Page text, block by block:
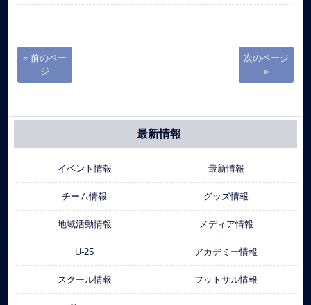
« 前のペー
ジ
次のページ
»
最新情報
イベント情報 最新情報
チーム情報 グッズ情報
地域活動情報 メディア情報
U-25 アカデミー情報
スクール情報 フットサル情報